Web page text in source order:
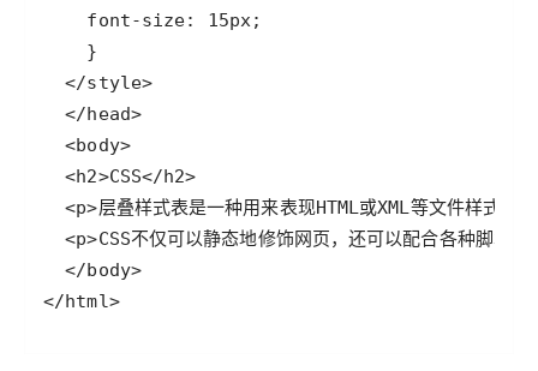
  </head>
  <body>
  </body>
</html>